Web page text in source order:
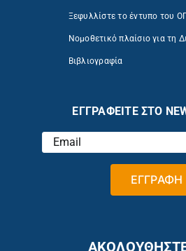
Ξεφυλλίστε το έντυπο του
Νομοθετικό πλαίσιο για τη
Βιβλιογραφία
ΕΓΓΡΑΦΕΙΤΕ ΣΤΟ